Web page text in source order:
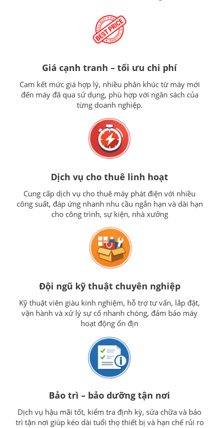
Giá cạnh tranh – tối ưu chi phí
Cam kết mức giá hợp lý, nhiều phân khúc từ máy mới
đến máy đã qua sử dụng, phù hợp với ngân sách của
từng doanh nghiệp.
Dịch vụ cho thuê linh hoạt
Cung cấp dịch vụ cho thuê máy phát điện với nhiều
công suất, đáp ứng nhanh nhu cầu ngắn hạn và dài hạn
cho công trình, sự kiện, nhà xưởng
Đội ngũ kỹ thuật chuyên nghiệp
Kỹ thuật viên giàu kinh nghiệm, hỗ trợ tư vấn, lắp đặt,
vận hành và xử lý sự cố nhanh chóng, đảm bảo máy
hoạt động ổn địn
Bảo trì – bảo dưỡng tận nơi
Dịch vụ hậu mãi tốt, kiểm tra định kỳ, sửa chữa và bảo
trì tận nơi giúp kéo dài tuổi thọ thiết bị và hạn chế rủi ro